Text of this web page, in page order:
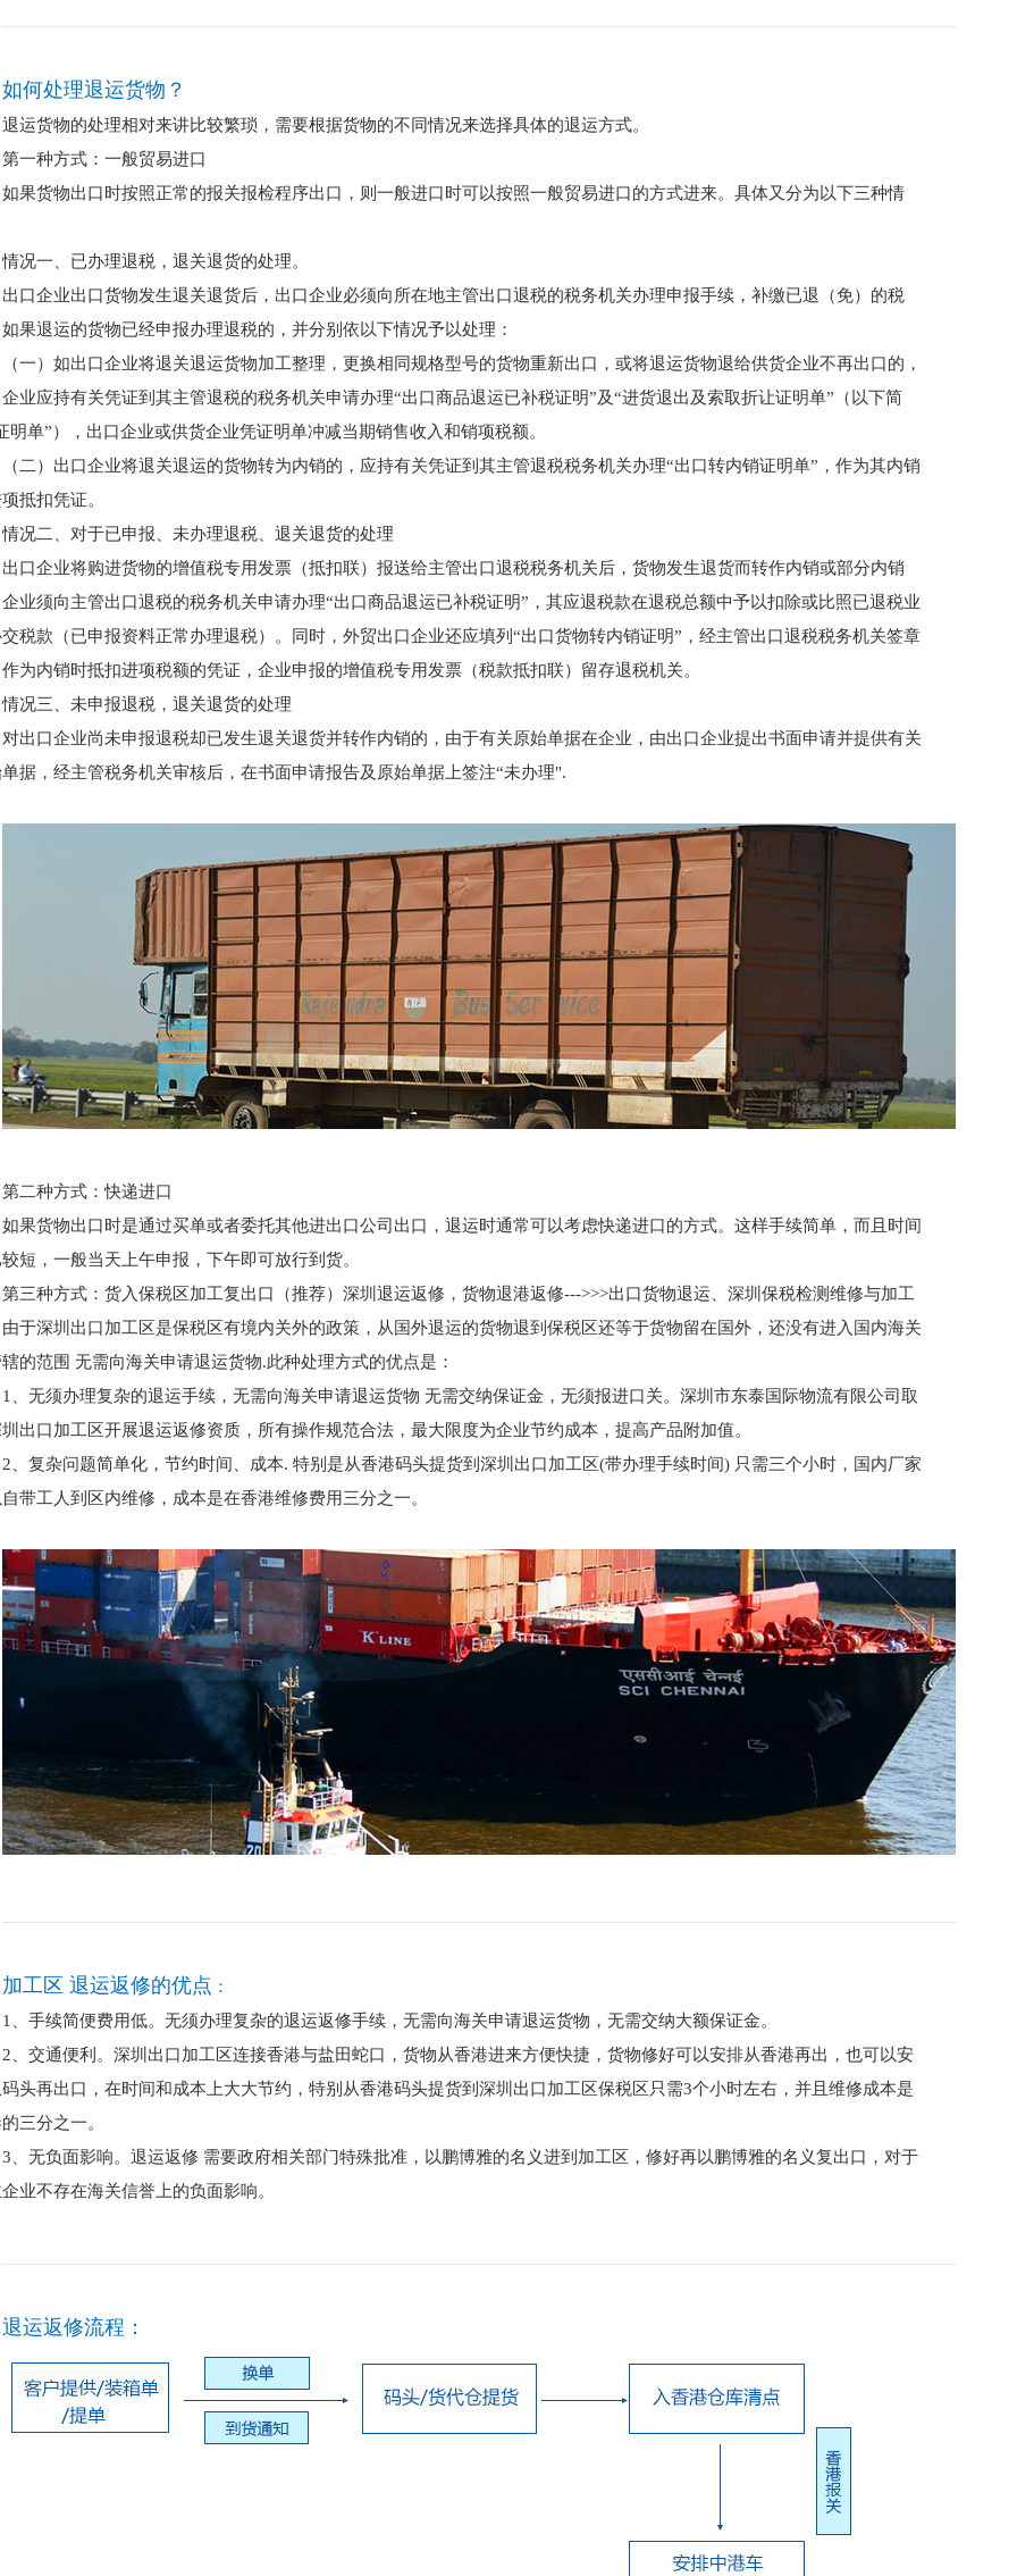
如何处理退运货物？
退运货物的处理相对来讲比较繁琐，需要根据货物的不同情况来选择具体的退运方式。
第一种方式：一般贸易进口
如果货物出口时按照正常的报关报检程序出口，则一般进口时可以按照一般贸易进口的方式进来。具体又分为以下三种情
情况一、已办理退税，退关退货的处理。
出口企业出口货物发生退关退货后，出口企业必须向所在地主管出口退税的税务机关办理申报手续，补缴已退（免）的税
果退运的货物已经申报办理退税的，并分别依以下情况予以处理：
（一）如出口企业将退关退运货物加工整理，更换相同规格型号的货物重新出口，或将退运货物退给供货企业不再出口的，
业应持有关凭证到其主管退税的税务机关申请办理“出口商品退运已补税证明”及“进货退出及索取折让证明单”（以下简
明单”），出口企业或供货企业凭证明单冲减当期销售收入和销项税额。
（二）出口企业将退关退运的货物转为内销的，应持有关凭证到其主管退税税务机关办理“出口转内销证明单”，作为其内销
抵扣凭证。
情况二、对于已申报、未办理退税、退关退货的处理
出口企业将购进货物的增值税专用发票（抵扣联）报送给主管出口退税税务机关后，货物发生退货而转作内销或部分内销
业须向主管出口退税的税务机关申请办理“出口商品退运已补税证明”，其应退税款在退税总额中予以扣除或比照已退税业
税款（已申报资料正常办理退税）。同时，外贸出口企业还应填列“出口货物转内销证明”，经主管出口退税税务机关签章
为内销时抵扣进项税额的凭证，企业申报的增值税专用发票（税款抵扣联）留存退税机关。
情况三、未申报退税，退关退货的处理
对出口企业尚未申报退税却已发生退关退货并转作内销的，由于有关原始单据在企业，由出口企业提出书面申请并提供有关
据，经主管税务机关审核后，在书面申请报告及原始单据上签注“未办理".
第二种方式：快递进口
如果货物出口时是通过买单或者委托其他进出口公司出口，退运时通常可以考虑快递进口的方式。这样手续简单，而且时间
短，一般当天上午申报，下午即可放行到货。
第三种方式：货入保税区加工复出口（推荐）深圳退运返修，货物退港返修--->>>出口货物退运、深圳保税检测维修与加工
由于深圳出口加工区是保税区有境内关外的政策，从国外退运的货物退到保税区还等于货物留在国外，还没有进入国内海关
的范围 无需向海关申请退运货物.此种处理方式的优点是：
1、无须办理复杂的退运手续，无需向海关申请退运货物 无需交纳保证金，无须报进口关。深圳市东泰国际物流有限公司取
出口加工区开展退运返修资质，所有操作规范合法，最大限度为企业节约成本，提高产品附加值。
2、复杂问题简单化，节约时间、成本. 特别是从香港码头提货到深圳出口加工区(带办理手续时间) 只需三个小时，国内厂家
带工人到区内维修，成本是在香港维修费用三分之一。
加工区 退运返修的优点 ：
1、手续简便费用低。无须办理复杂的退运返修手续，无需向海关申请退运货物，无需交纳大额保证金。
2、交通便利。深圳出口加工区连接香港与盐田蛇口，货物从香港进来方便快捷，货物修好可以安排从香港再出，也可以安
头再出口，在时间和成本上大大节约，特别从香港码头提货到深圳出口加工区保税区只需3个小时左右，并且维修成本是
三分之一。
3、无负面影响。退运返修 需要政府相关部门特殊批准，以鹏博雅的名义进到加工区，修好再以鹏博雅的名义复出口，对于
业不存在海关信誉上的负面影响。
退运返修流程：